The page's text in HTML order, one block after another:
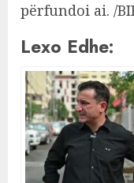
përfundoi ai. /
Lexo Edhe: